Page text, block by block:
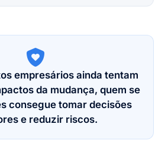
empresários ainda tentam
da mudança, quem se
consegue tomar decisões
e reduzir riscos.